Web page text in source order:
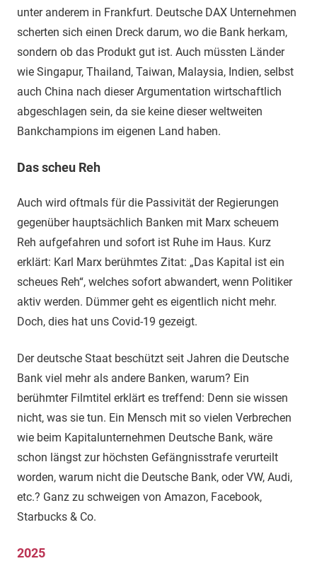
unter anderem in Frankfurt. Deutsche DAX Unternehmen
scherten sich einen Dreck darum, wo die Bank herkam,
sondern ob das Produkt gut ist. Auch müssten Länder
wie Singapur, Thailand, Taiwan, Malaysia, Indien, selbst
auch China nach dieser Argumentation wirtschaftlich
abgeschlagen sein, da sie keine dieser weltweiten
Bankchampions im eigenen Land haben.
Das scheu Reh
Auch wird oftmals für die Passivität der Regierungen
gegenüber hauptsächlich Banken mit Marx scheuem
Reh aufgefahren und sofort ist Ruhe im Haus. Kurz
erklärt: Karl Marx berühmtes Zitat: „Das Kapital ist ein
scheues Reh“, welches sofort abwandert, wenn Politiker
aktiv werden. Dümmer geht es eigentlich nicht mehr.
Doch, dies hat uns Covid-19 gezeigt.
Der deutsche Staat beschützt seit Jahren die Deutsche
Bank viel mehr als andere Banken, warum? Ein
berühmter Filmtitel erklärt es treffend: Denn sie wissen
nicht, was sie tun. Ein Mensch mit so vielen Verbrechen
wie beim Kapitalunternehmen Deutsche Bank, wäre
schon längst zur höchsten Gefängnisstrafe verurteilt
worden, warum nicht die Deutsche Bank, oder VW, Audi,
etc.? Ganz zu schweigen von Amazon, Facebook,
Starbucks & Co.
2025